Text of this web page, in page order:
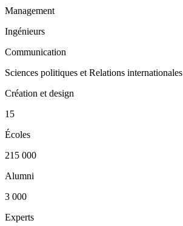
Management
Ingénieurs
Communication
Sciences politiques et Relations internationales
Création et design
15
Écoles
215 000
Alumni
3 000
Experts